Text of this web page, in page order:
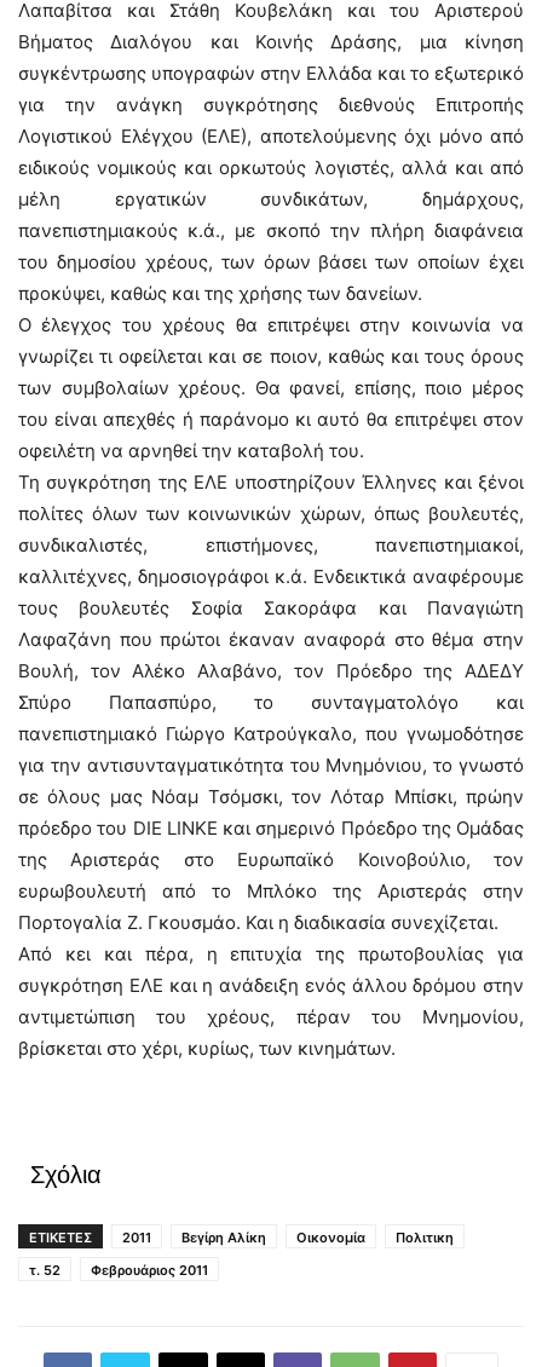
Λαπαβίτσα και Στάθη Κουβελάκη και του Αριστερού
Βήματος Διαλόγου και Κοινής Δράσης, μια κίνηση
συγκέντρωσης υπογραφών στην Ελλάδα και το εξωτερικό
για την ανάγκη συγκρότησης διεθνούς Επιτροπής
Λογιστικού Ελέγχου (ΕΛΕ), αποτελούμενης όχι μόνο από
ειδικούς νομικούς και ορκωτούς λογιστές, αλλά και από
μέλη εργατικών συνδικάτων, δημάρχους,
πανεπιστημιακούς κ.ά., με σκοπό την πλήρη διαφάνεια
του δημοσίου χρέους, των όρων βάσει των οποίων έχει
προκύψει, καθώς και της χρήσης των δανείων.
Ο έλεγχος του χρέους θα επιτρέψει στην κοινωνία να
γνωρίζει τι οφείλεται και σε ποιον, καθώς και τους όρους
των συμβολαίων χρέους. Θα φανεί, επίσης, ποιο μέρος
του είναι απεχθές ή παράνομο κι αυτό θα επιτρέψει στον
οφειλέτη να αρνηθεί την καταβολή του.
Τη συγκρότηση της ΕΛΕ υποστηρίζουν Έλληνες και ξένοι
πολίτες όλων των κοινωνικών χώρων, όπως βουλευτές,
συνδικαλιστές, επιστήμονες, πανεπιστημιακοί,
καλλιτέχνες, δημοσιογράφοι κ.ά. Ενδεικτικά αναφέρουμε
τους βουλευτές Σοφία Σακοράφα και Παναγιώτη
Λαφαζάνη που πρώτοι έκαναν αναφορά στο θέμα στην
Βουλή, τον Αλέκο Αλαβάνο, τον Πρόεδρο της ΑΔΕΔΥ
Σπύρο Παπασπύρο, το συνταγματολόγο και
πανεπιστημιακό Γιώργο Κατρούγκαλο, που γνωμοδότησε
για την αντισυνταγματικότητα του Μνημόνιου, το γνωστό
σε όλους μας Νόαμ Τσόμσκι, τον Λόταρ Μπίσκι, πρώην
πρόεδρο του DIE LINKE και σημερινό Πρόεδρο της Ομάδας
της Αριστεράς στο Ευρωπαϊκό Κοινοβούλιο, τον
ευρωβουλευτή από το Μπλόκο της Αριστεράς στην
Πορτογαλία Ζ. Γκουσμάο. Και η διαδικασία συνεχίζεται.
Από κει και πέρα, η επιτυχία της πρωτοβουλίας για
συγκρότηση ΕΛΕ και η ανάδειξη ενός άλλου δρόμου στην
αντιμετώπιση του χρέους, πέραν του Μνημονίου,
βρίσκεται στο χέρι, κυρίως, των κινημάτων.
Σχόλια
ΕΤΙΚΕΤΕΣ 2011 Βεγίρη Αλίκη Οικονομία
Πολιτικη
τ. 52
Φεβρουάριος 2011